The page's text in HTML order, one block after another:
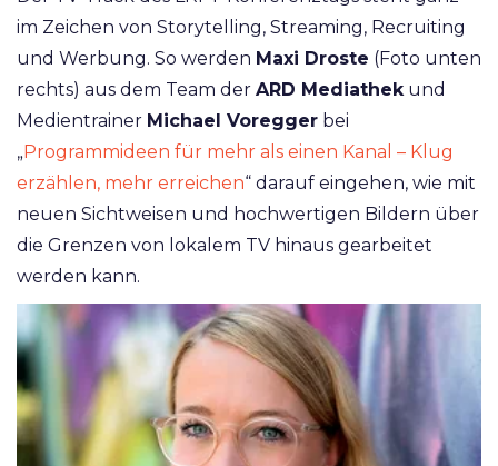
im Zeichen von Storytelling, Streaming, Recruiting
und Werbung. So werden Maxi Droste (Foto unten
rechts) aus dem Team der ARD Mediathekund
Medientrainer Michael Voregger bei
„Programmideen für mehr als einen Kanal – Klug
erzählen, mehr erreichen“ darauf eingehen, wie mit
neuen Sichtweisen und hochwertigen Bildern über
die Grenzen von lokalem TV hinaus gearbeitet
werden kann.